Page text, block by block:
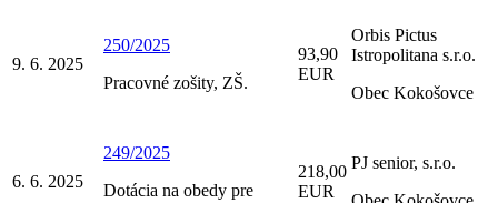
9. 6. 2025
250/2025
Pracovné zošity, ZŠ.
93,90
EUR
Orbis Pictus
Istropolitana s.r.o.
Obec Kokošovce
6. 6. 2025
249/2025
Dotácia na obedy pre
218,00
EUR
PJ senior, s.r.o.